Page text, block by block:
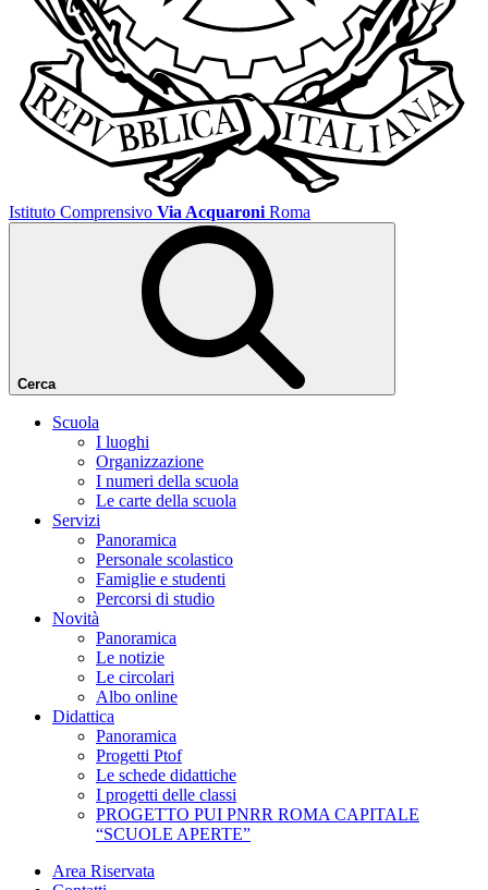
Istituto Comprensivo Via Acquaroni Roma
Cerca
Scuola
I luoghi
Organizzazione
I numeri della scuola
Le carte della scuola
Servizi
Panoramica
Personale scolastico
Famiglie e studenti
Percorsi di studio
Novità
Panoramica
Le notizie
Le circolari
Albo online
Didattica
Panoramica
Progetti Ptof
Le schede didattiche
I progetti delle classi
PROGETTO PUI PNRR ROMA CAPITALE
“SCUOLE APERTE”
Area Riservata